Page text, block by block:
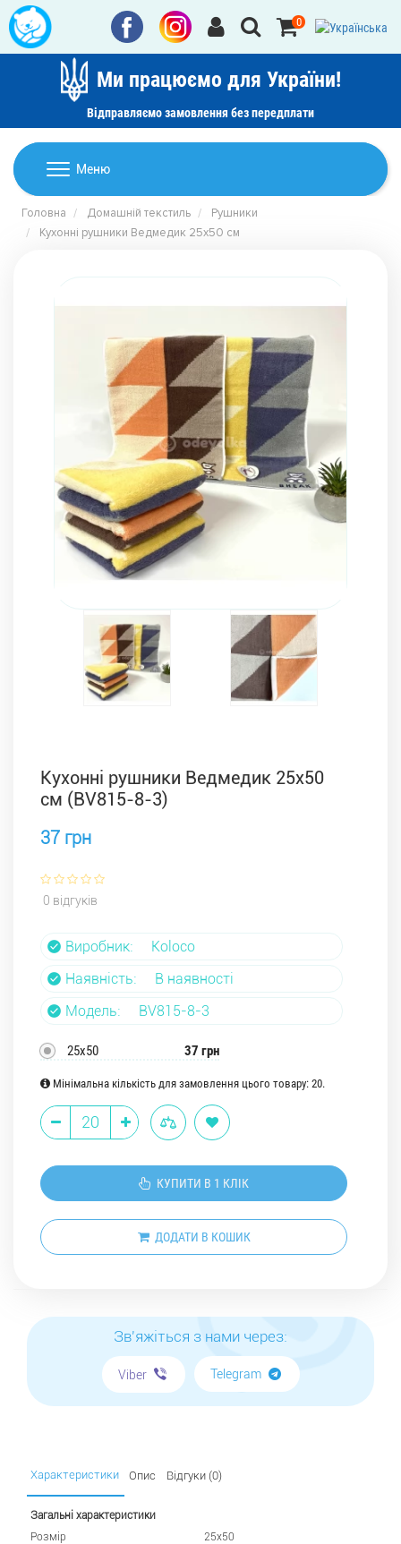
Ми працюємо для України!
Відправляємо замовлення без передплати
0
Меню
Домашній текстиль
Ковдри
Подушки
Рушники
Наматрацники
Комплекти з ковдр, подушок і постільної білизни
Дитячі товари
Товари для дому
Головна Домашній текстиль
Рушники
Кухонні рушники Ведмедик 25х50 см
Кухонні рушники Ведмедик 25х50
см (BV815-8-3)
37 грн
0 відгуків
Виробник:
Koloco
Наявність:
В наявності
Модель:
BV815-8-3
25х50 37 грн
Мінімальна кількість для замовлення цього товару: 20.
КУПИТИ В 1 КЛІК
ДОДАТИ В КОШИК
Зв'яжіться з нами через:
Viber Telegram
Характеристики Опис Відгуки (0)
Загальні характеристики
Розмір
25х50